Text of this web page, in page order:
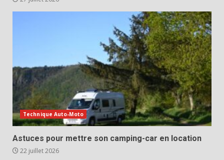
Technique Auto-Moto
Astuces pour mettre son camping-car en location
22 juillet 2026